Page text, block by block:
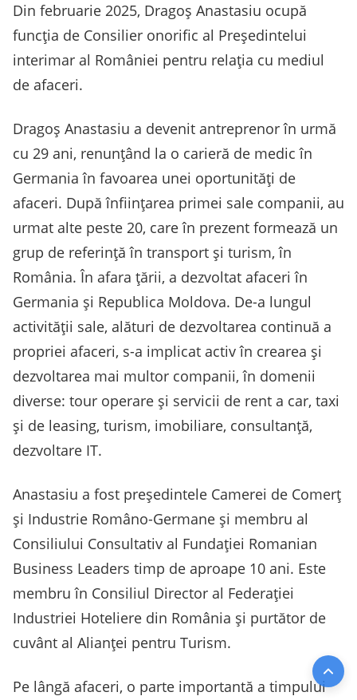
Din februarie 2025, Dragoș Anastasiu ocupă
funcția de Consilier onorific al Președintelui
interimar al României pentru relația cu mediul
de afaceri.
Dragoș Anastasiu a devenit antreprenor în urmă
cu 29 ani, renunțând la o carieră de medic în
Germania în favoarea unei oportunități de
afaceri. După înființarea primei sale companii, au
urmat alte peste 20, care în prezent formează un
grup de referință în transport și turism, în
România. În afara țării, a dezvoltat afaceri în
Germania și Republica Moldova. De-a lungul
activității sale, alături de dezvoltarea continuă a
propriei afaceri, s-a implicat activ în crearea și
dezvoltarea mai multor companii, în domenii
diverse: tour operare și servicii de rent a car, taxi
și de leasing, turism, imobiliare, consultanță,
dezvoltare IT.
Anastasiu a fost președintele Camerei de Comerț
și Industrie Româno-Germane și membru al
Consiliului Consultativ al Fundației Romanian
Business Leaders timp de aproape 10 ani. Este
membru în Consiliul Director al Federației
Industriei Hoteliere din România și purtător de
cuvânt al Alianței pentru Turism.
Pe lângă afaceri, o parte importantă a timpului